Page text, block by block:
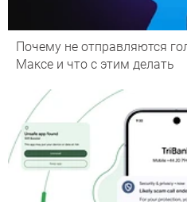
Почему не отправляются
Максе и что с этим делать